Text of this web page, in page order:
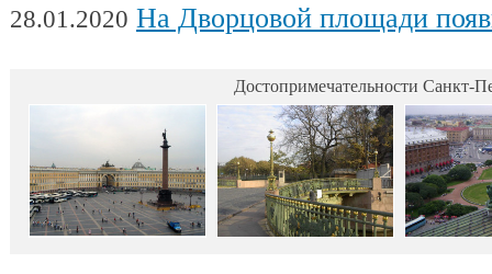
28.01.2020 На Дворцовой площади появилась интерактивная выставка военной техники,
Достопримечательности Санкт-